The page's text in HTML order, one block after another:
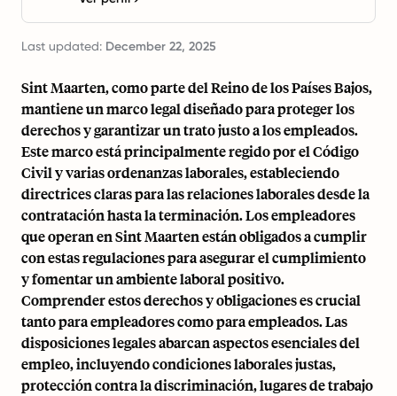
Last updated: December 22, 2025
Sint Maarten, como parte del Reino de los Países Bajos,
mantiene un marco legal diseñado para proteger los
derechos y garantizar un trato justo a los empleados.
Este marco está principalmente regido por el Código
Civil y varias ordenanzas laborales, estableciendo
directrices claras para las relaciones laborales desde la
contratación hasta la terminación. Los empleadores
que operan en Sint Maarten están obligados a cumplir
con estas regulaciones para asegurar el cumplimiento
y fomentar un ambiente laboral positivo.
Comprender estos derechos y obligaciones es crucial
tanto para empleadores como para empleados. Las
disposiciones legales abarcan aspectos esenciales del
empleo, incluyendo condiciones laborales justas,
protección contra la discriminación, lugares de trabajo